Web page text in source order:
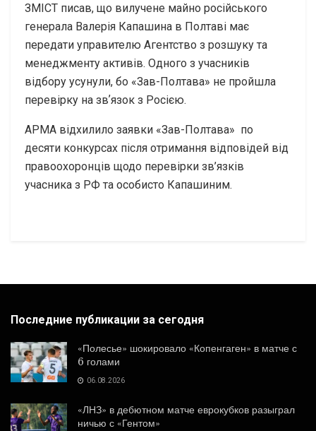
ЗМІСТ писав, що вилучене майно російського
генерала Валерія Капашина в Полтаві має
передати управителю Агентство з розшуку та
менеджменту активів. Одного з учасників
відбору усунули, бо «Зав-Полтава» не пройшла
перевірку на звʼязок з Росією.
АРМА відхилило заявки «Зав-Полтава» по
десяти конкурсах після отримання відповідей від
правоохоронців щодо перевірки зв’язків
учасника з РФ та особисто Капашиним.
Последние публикации за сегодня
«Полесье» шокировало «Копенгаген» в матче с
6 голами
06.08.2026
«ЛНЗ» в дебютном матче еврокубков разыграл
ничью с «Гентом»